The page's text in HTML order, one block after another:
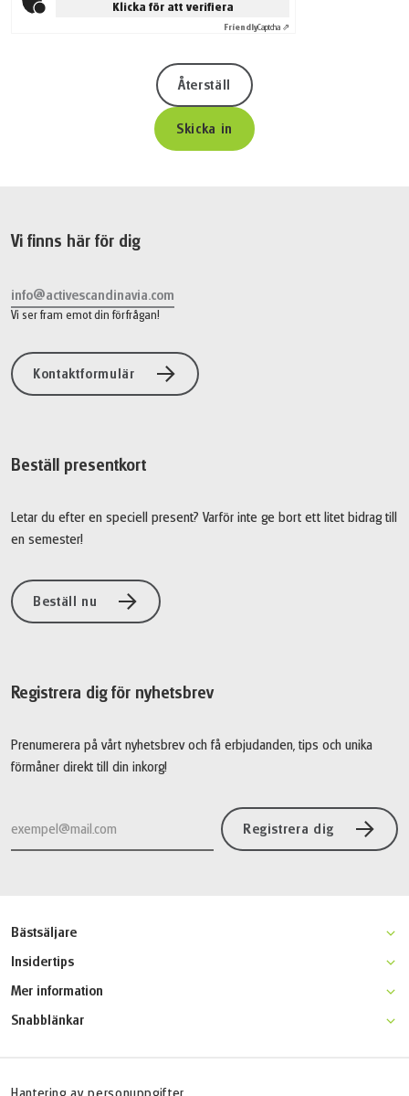
Klicka för att verifiera
FriendlyCaptcha ⇗
Återställ
Skicka in
Vi finns här för dig
info@activescandinavia.com
Vi ser fram emot din förfrågan!
Kontaktformulär
Beställ presentkort
Letar du efter en speciell present? Varför inte ge bort ett litet bidrag till
en semester!
Beställ nu
Registrera dig för nyhetsbrev
Prenumerera på vårt nyhetsbrev och få erbjudanden, tips och unika
förmåner direkt till din inkorg!
Registrera dig
Bästsäljare
Moseldalen klassisk cykelresa
Kattegattleden
Båtcykling längs Donau
Insidertips
Gotland aktivitetsresa
Mosel- & Eifelstig
Mer information
Varför resa med Active Scandinavia?
Snabblänkar
Jobba hos oss
Hantering av personuppgifter